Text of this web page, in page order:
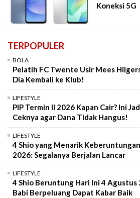
Koneksi 5G
TERPOPULER
BOLA
Pelatih FC Twente Usir Mees
Dia Kembali ke Klub!
LIFESTYLE
PIP Termin II 2026 Kapan Cair? Ini
Ceknya agar Dana Tidak Hangus!
LIFESTYLE
4 Shio yang Menarik
2026: Segalanya Berjalan Lancar
LIFESTYLE
4 Shio Beruntung Hari Ini 4 Agustus
Babi Berpeluang Dapat Kabar Baik